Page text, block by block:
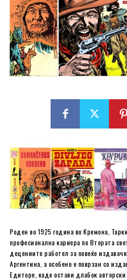
Роден во 1925 година во Кремона,
професионална кариера по Втората
децениите работел за повеќе
Аргентина, а особено е поврзан со
Едиторе, каде остави длабок авторски